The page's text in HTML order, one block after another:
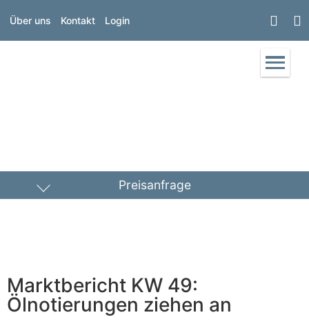
Über uns Kontakt Login
Preisanfrage
Menge
Anzahl Abladeorte
Marktbericht KW 49:
Ölnotierungen ziehen an